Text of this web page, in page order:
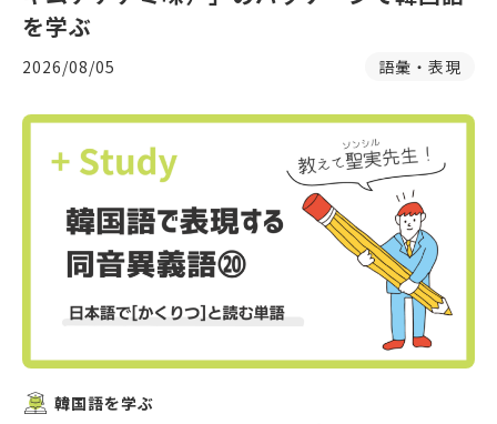
を学ぶ
2026/08/05 語彙・表現
韓国語を学ぶ